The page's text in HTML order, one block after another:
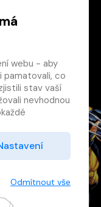
již
slevu
15 %
webu - aby
pamatovali, co
stav vaší
nevhodnou
se
nám tak
Odmítnout vše